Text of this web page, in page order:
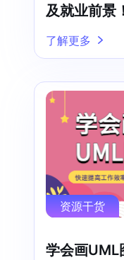
及就业前景！
了解更多
资源干货
学会画UML